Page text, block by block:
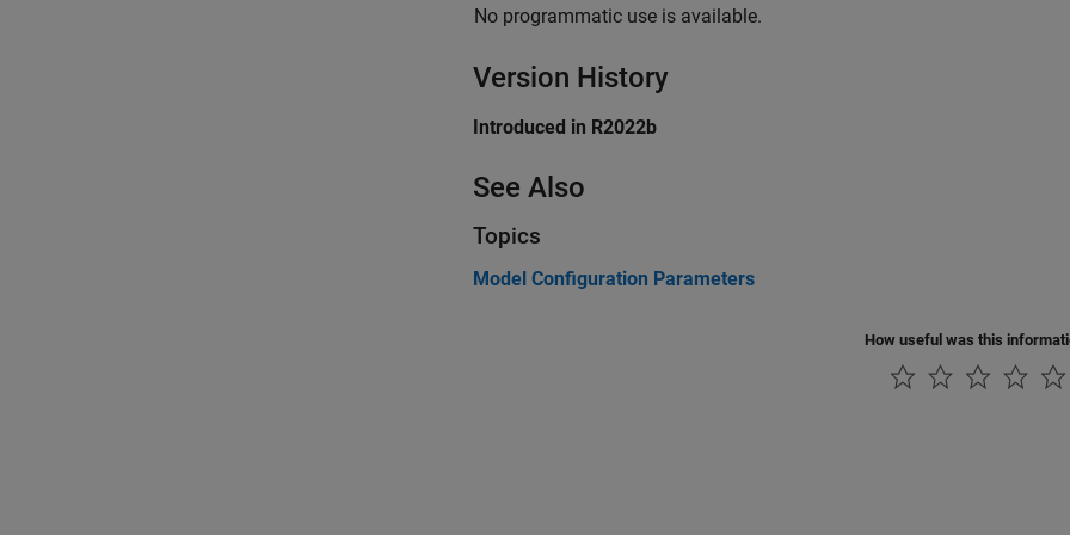
No programmatic use is available.
Version History
Introduced in R2022b
See Also
Topics
Model Configuration Parameters
How useful was this